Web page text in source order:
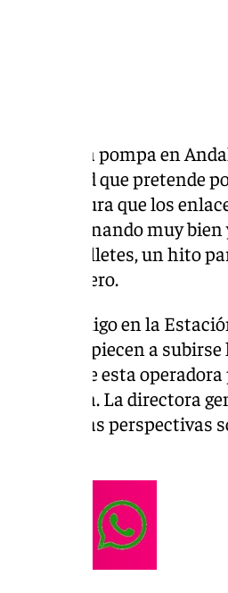
con toda la pompa en
Velocidad que pretende
a Iryo, asegura que los
funcionando muy
de los billetes, un hito
es enero.
de Ouigo en la
viajeros empiecen a
entrada de esta
fuerza. La directora
que «las perspectivas